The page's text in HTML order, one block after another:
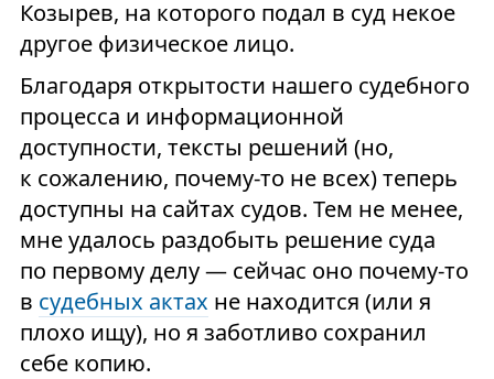
Козырев, на которого подал в суд некое
другое физическое лицо.
Благодаря открытости нашего судебного
процесса и информационной
доступности, тексты решений (но,
к сожалению, почему-то не всех) теперь
доступны на сайтах судов. Тем не менее,
мне удалось раздобыть решение суда
по первому делу — сейчас оно почему-то
в судебных актах не находится (или я
плохо ищу), но я заботливо сохранил
себе копию.